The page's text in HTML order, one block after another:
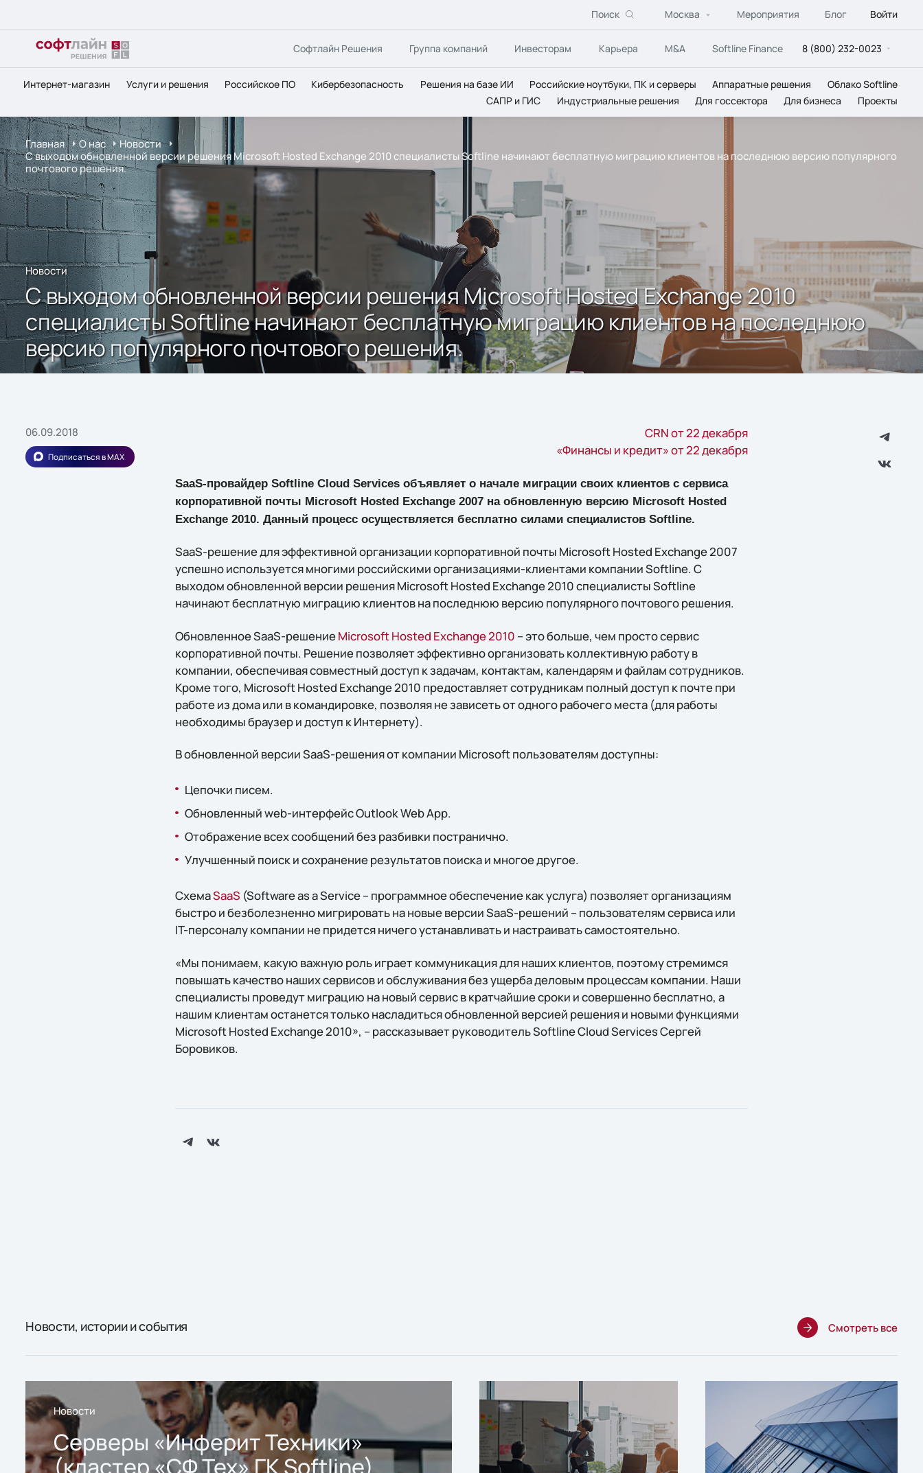
Поиск Москва Мероприятия Блог Войти
Софтлайн Решения Группа компаний Инвесторам Карьера M&A Softline Finance 8 (800) 232-0023
Интернет-магазин Услуги и решения Российское ПО Кибербезопасность Решения на базе ИИ Российские ноутбуки, ПК и серверы Аппаратные решения
Облако Softline
САПР и ГИС
Индустриальные решения Для госсектора Для бизнеса Проекты
Главная О нас
Новости
С выходом обновленной версии решения Microsoft Hosted Exchange 2010 специалисты Softline начинают бесплатную миграцию клиентов на последнюю версию популярного
почтового решения.
Новости
С выходом обновленной версии решения Microsoft Hosted Exchange 2010
специалисты Softline начинают бесплатную миграцию клиентов на последнюю
версию популярного почтового решения.
06.09.2018
Подписаться в MAX
CRN от 22 декабря
«Финансы и кредит» от 22 декабря
SaaS-провайдер Softline Cloud Services объявляет о начале миграции своих клиентов с сервиса
корпоративной почты Microsoft Hosted Exchange 2007 на обновленную версию Microsoft Hosted
Exchange 2010. Данный процесс осуществляется бесплатно силами специалистов Softline.
SaaS-решение для эффективной организации корпоративной почты Microsoft Hosted Exchange 2007
успешно используется многими российскими организациями-клиентами компании Softline. С
выходом обновленной версии решения Microsoft Hosted Exchange 2010 специалисты Softline
начинают бесплатную миграцию клиентов на последнюю версию популярного почтового решения.
Обновленное SaaS-решениеMicrosoft Hosted Exchange 2010 – это больше, чем просто сервис
корпоративной почты. Решение позволяет эффективно организовать коллективную работу в
компании, обеспечивая совместный доступ к задачам, контактам, календарям и файлам сотрудников.
Кроме того, Microsoft Hosted Exchange 2010 предоставляет сотрудникам полный доступ к почте при
работе из дома или в командировке, позволяя не зависеть от одного рабочего места (для работы
необходимы браузер и доступ к Интернету).
В обновленной версии SaaS-решения от компании Microsoft пользователям доступны:
Цепочки писем.
Обновленный web-интерфейс Outlook Web App.
Отображение всех сообщений без разбивки постранично.
Улучшенный поиск и сохранение результатов поиска и многое другое.
СхемаSaaS (Software as a Service – программное обеспечение как услуга) позволяет организациям
быстро и безболезненно мигрировать на новые версии SaaS-решений – пользователям сервиса или
IT-персоналу компании не придется ничего устанавливать и настраивать самостоятельно.
«Мы понимаем, какую важную роль играет коммуникация для наших клиентов, поэтому стремимся
повышать качество наших сервисов и обслуживания без ущерба деловым процессам компании. Наши
специалисты проведут миграцию на новый сервис в кратчайшие сроки и совершенно бесплатно, а
нашим клиентам останется только насладиться обновленной версией решения и новыми функциями
Microsoft Hosted Exchange 2010», – рассказывает руководитель Softline Cloud Services Сергей
Боровиков.
Новости, истории и события Смотреть все
Новости
Серверы «Инферит Техники»
(кластер «СФ Тех» ГК Softline)